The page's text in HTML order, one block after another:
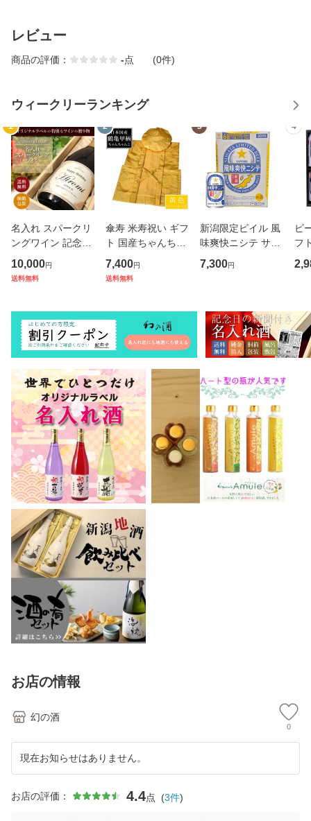
レビュー
商品の評価： -点 (0件)
ウィークリーランキング
1
名入れ スパークリ
ングワイン 記念日
の新聞付き 750ml
ギフト プレゼント
喜寿
10,000円
送料無料
2
傘寿 米寿祝い ギフ
ト 国産ちゃんちゃ
んこ 80歳 88歳 黄
色 頭巾付き フリー
7,400円
送料無料
3
新潟限定ビイル 風
味爽快ニシテ サッ
ポロ ビール 350ml
24本 ケース売り
内祝 お礼 お返し
退職
7,300円
4
ビ
フ
べ
潟
ー
お店の情報
幻の酒
0
現在お知らせはありません。
お店の評価： 4.4点 (3件)